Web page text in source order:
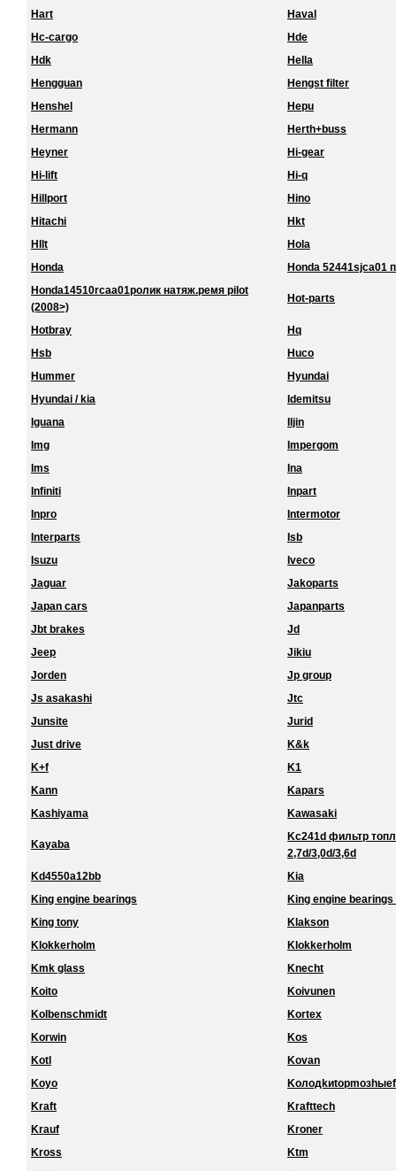
Hart
Haval
Hc-cargo
Hde
Hdk
Hella
Hengguan
Hengst filter
Henshel
Hepu
Hermann
Herth+buss
Heyner
Hi-gear
Hi-lift
Hi-q
Hillport
Hino
Hitachi
Hkt
Hllt
Hola
Honda
Honda 52441sjca01
Honda14510rcaa01ролик натяж.ремя pilot
(2008>)
Hot-parts
Hotbray
Hq
Hsb
Huco
Hummer
Hyundai
Hyundai / kia
Idemitsu
Iguana
Iljin
Img
Impergom
Ims
Ina
Infiniti
Inpart
Inpro
Intermotor
Interparts
Isb
Isuzu
Iveco
Jaguar
Jakoparts
Japan cars
Japanparts
Jbt brakes
Jd
Jeep
Jikiu
Jorden
Jp group
Js asakashi
Jtc
Junsite
Jurid
Just drive
K&k
K+f
K1
Kann
Kapars
Kashiyama
Kawasaki
Kayaba
Kc241d фильтр
2,7d/3,0d/3,6d
Kd4550a12bb
Kia
King engine bearings
King engine bearings
King tony
Klakson
Klokkerholm
Klokkerholm
Kmk glass
Knecht
Koito
Koivunen
Kolbenschmidt
Kortex
Korwin
Kos
Kotl
Kovan
Koyo
Kraft
Krafttech
Krauf
Kroner
Kross
Ktm